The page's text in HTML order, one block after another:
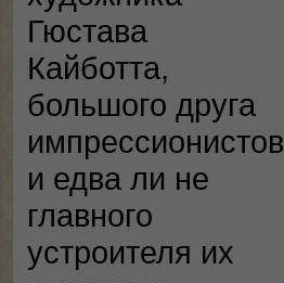
Гюстава
Кайботта,
большого друга
импрессионистов
и едва ли не
главного
устроителя их